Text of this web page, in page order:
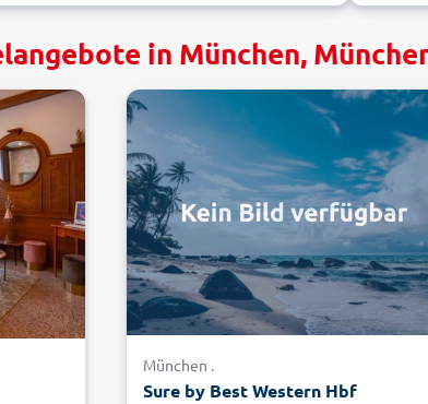
in München,
München .
Sure by Best Western Hbf